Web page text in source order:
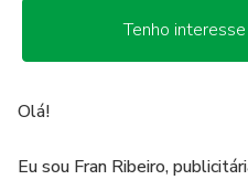
Tenho
Olá!
Eu sou Fran Ribeiro,